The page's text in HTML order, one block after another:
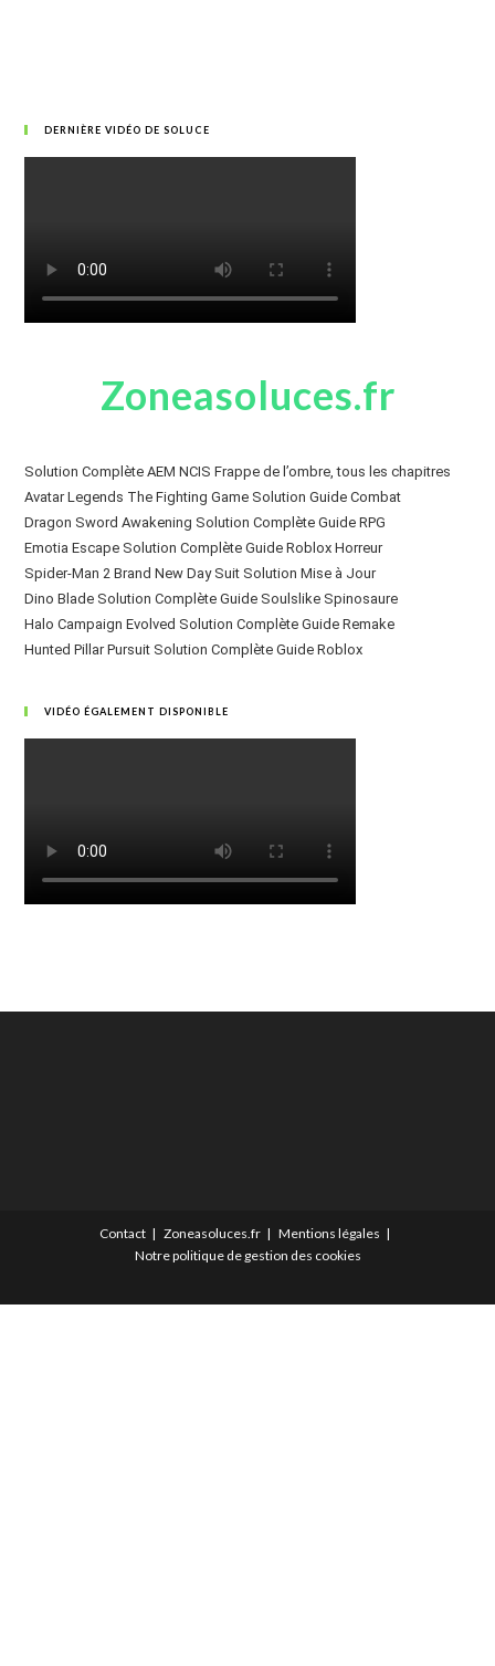
DERNIÈRE VIDÉO DE SOLUCE
Zoneasoluces.fr
Solution Complète AEM NCIS Frappe de l’ombre, tous les chapitres
Avatar Legends The Fighting Game Solution Guide Combat
Dragon Sword Awakening Solution Complète Guide RPG
Emotia Escape Solution Complète Guide Roblox Horreur
Spider-Man 2 Brand New Day Suit Solution Mise à Jour
Dino Blade Solution Complète Guide Soulslike Spinosaure
Halo Campaign Evolved Solution Complète Guide Remake
Hunted Pillar Pursuit Solution Complète Guide Roblox
VIDÉO ÉGALEMENT DISPONIBLE
Contact Zoneasoluces.fr
Mentions légales
Notre politique de gestion des cookies